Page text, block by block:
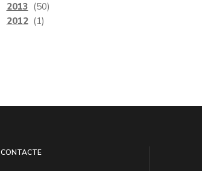
2013 (50)
2012 (1)
CONTACTE